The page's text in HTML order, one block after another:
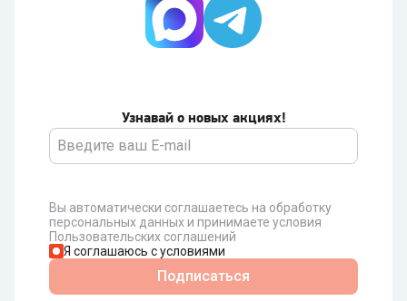
Узнавай о новых акциях!
Вы автоматически соглашаетесь на обработку
персональных данных и принимаете условия
Пользовательских соглашений
Я соглашаюсь с условиями
Подписаться